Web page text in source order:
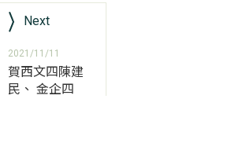
Next
2021/11/11
賀西文四陳建
民、 金企四